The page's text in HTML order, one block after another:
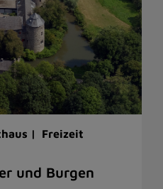
| Freizeit
und Burgen